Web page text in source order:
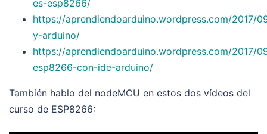
es-esp8266/
https://aprendiendoarduino.wordpress.com/2017/
y-arduino/
https://aprendiendoarduino.wordpress.com/2017/
esp8266-con-ide-arduino/
También hablo del nodeMCU en estos dos vídeos del
curso de ESP8266: